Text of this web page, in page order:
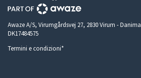
Awaze A/S, Virumgårdsvej 27, 2830 Virum -
DK17484575
Termini e condizioni*